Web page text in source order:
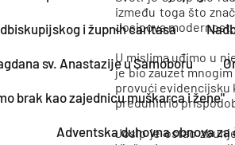
i župnih caritasa
sv. Anastazije u Samoboru
brak kao zajednicu muškarca i žene"
Adventska duhovna obnova
između toga što
Josipova
U mislima uđimo u
je bio zauzet
provući evidencijsku
preduhitrio
Josip je ostao